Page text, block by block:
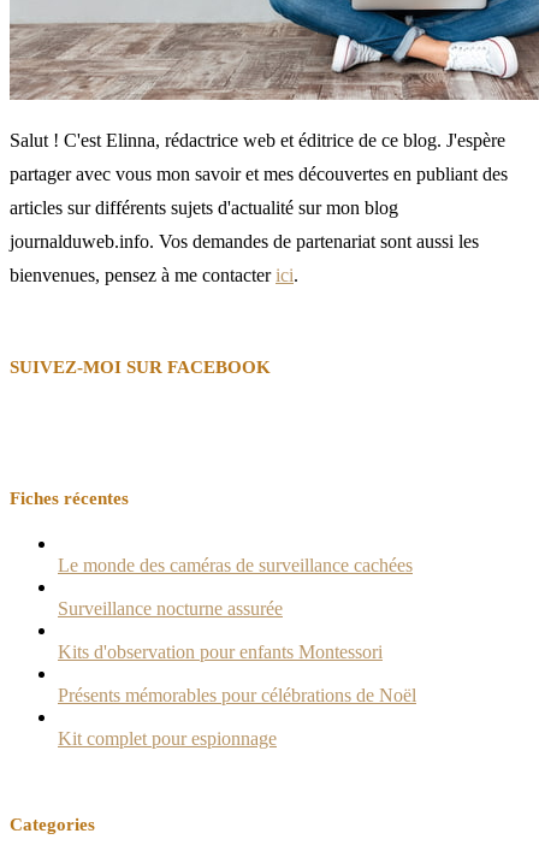
Salut ! C'est Elinna, rédactrice web et éditrice de ce blog. J'espère
partager avec vous mon savoir et mes découvertes en publiant des
articles sur différents sujets d'actualité sur mon blog
journalduweb.info. Vos demandes de partenariat sont aussi les
bienvenues, pensez à me contacterici.
SUIVEZ-MOI SUR FACEBOOK
Fiches récentes
Le monde des caméras de surveillance cachées
Surveillance nocturne assurée
Kits d'observation pour enfants Montessori
Présents mémorables pour célébrations de Noël
Kit complet pour espionnage
Categories